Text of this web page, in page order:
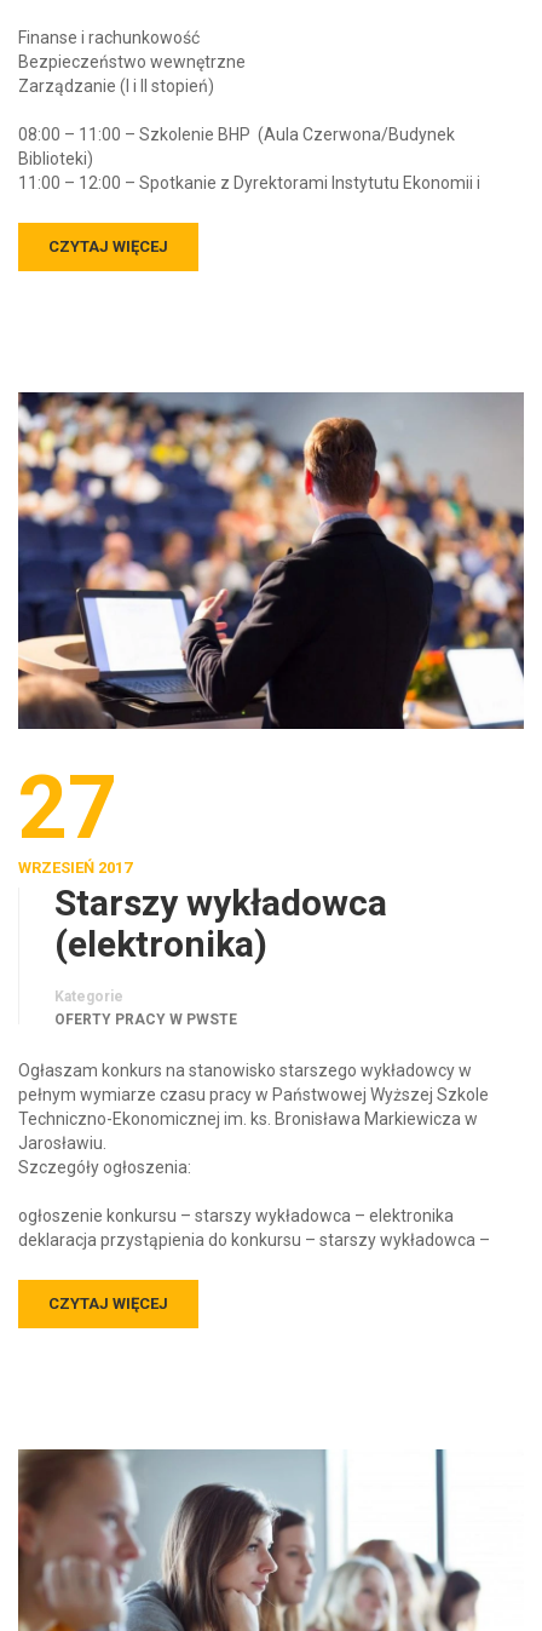
Finanse i rachunkowość
Bezpieczeństwo wewnętrzne
Zarządzanie (I i II stopień)
08:00 – 11:00 – Szkolenie BHP (Aula Czerwona/Budynek
Biblioteki)
11:00 – 12:00 – Spotkanie z Dyrektorami Instytutu Ekonomii i
CZYTAJ WIĘCEJ
27
WRZESIEŃ 2017
Starszy wykładowca
(elektronika)
Kategorie
OFERTY PRACY W PWSTE
Ogłaszam konkurs na stanowisko starszego wykładowcy w
pełnym wymiarze czasu pracy w Państwowej Wyższej Szkole
Techniczno-Ekonomicznej im. ks. Bronisława Markiewicza w
Jarosławiu.
Szczegóły ogłoszenia:
ogłoszenie konkursu – starszy wykładowca – elektronika
deklaracja przystąpienia do konkursu – starszy wykładowca –
CZYTAJ WIĘCEJ